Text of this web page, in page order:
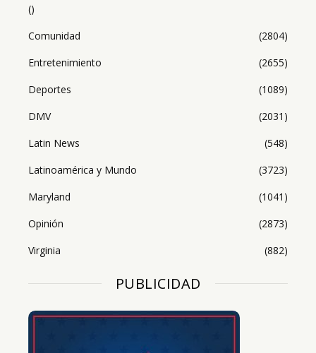
()
Comunidad
(2804)
Entretenimiento
(2655)
Deportes
(1089)
DMV
(2031)
Latin News
(548)
Latinoamérica y Mundo
(3723)
Maryland
(1041)
Opinión
(2873)
Virginia
(882)
PUBLICIDAD